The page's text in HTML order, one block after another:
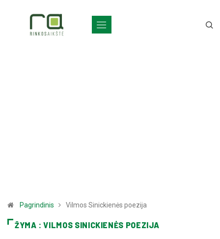
Pagrindinis Vilmos Sinickienės poezija
ŽYMA : VILMOS SINICKIENĖS POEZIJA